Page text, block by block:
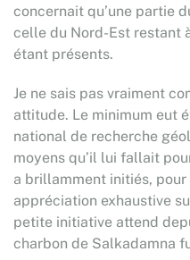
concernait qu’une partie
celle du Nord-Est restant
étant présents.
Je ne sais pas vraiment
attitude. Le minimum eut
national de recherche
moyens qu’il lui fallait
a brillamment initiés,
appréciation exhaustive
petite initiative attend
charbon de Salkadamna